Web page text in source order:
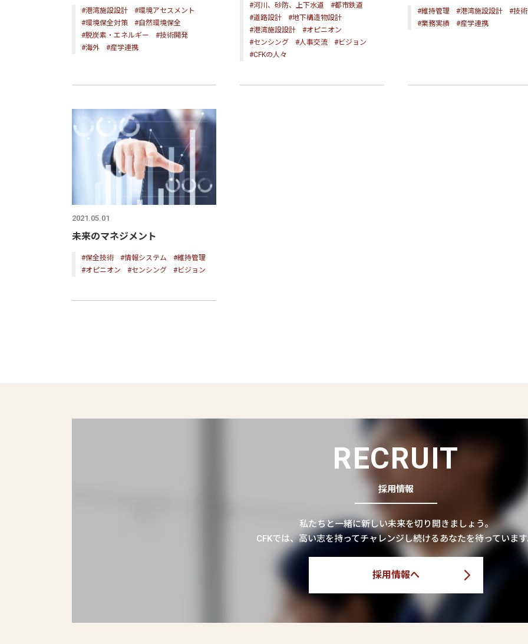
#港湾施設設計
#環境アセスメント
#環境保全対策
#自然環境保全
#脱炭素・エネルギー
#技術開発
#海外
#産学連携
#河川、砂防、上下水道
#都市鉄道
#道路設計
#地下構造物設計
#港湾施設設計
#オピニオン
#センシング
#人事交流
#ビジョン
#CFKの人々
#維持管理 #港湾施設設計
#技
#業務実績
#産学連携
2021.05.01
未来のマネジメント
#保全技術 #情報システム
#維持管理
#オピニオン
#センシング #ビジョン
RECRUIT
採用情報
私たちと一緒に新しい未来を切り開きましょう。
CFKでは、高い志を持ってチャレンジし続けるあなたを待っていま
採用情報へ